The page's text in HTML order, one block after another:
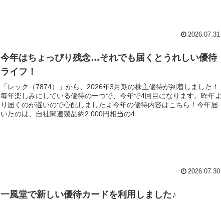
2026.07.31
今年はちょっぴり残念…それでも届くとうれしい優待
ライフ！
「レック（7874）」から、2026年3月期の株主優待が到着しました！
毎年楽しみにしている優待の一つで、今年で4回目になります。昨年よ
り届くのが遅いので心配しましたよ今年の優待内容はこちら！今年届
いたのは、自社関連製品約2,000円相当の4...
2026.07.30
一風堂で新しい優待カードを利用しました♪